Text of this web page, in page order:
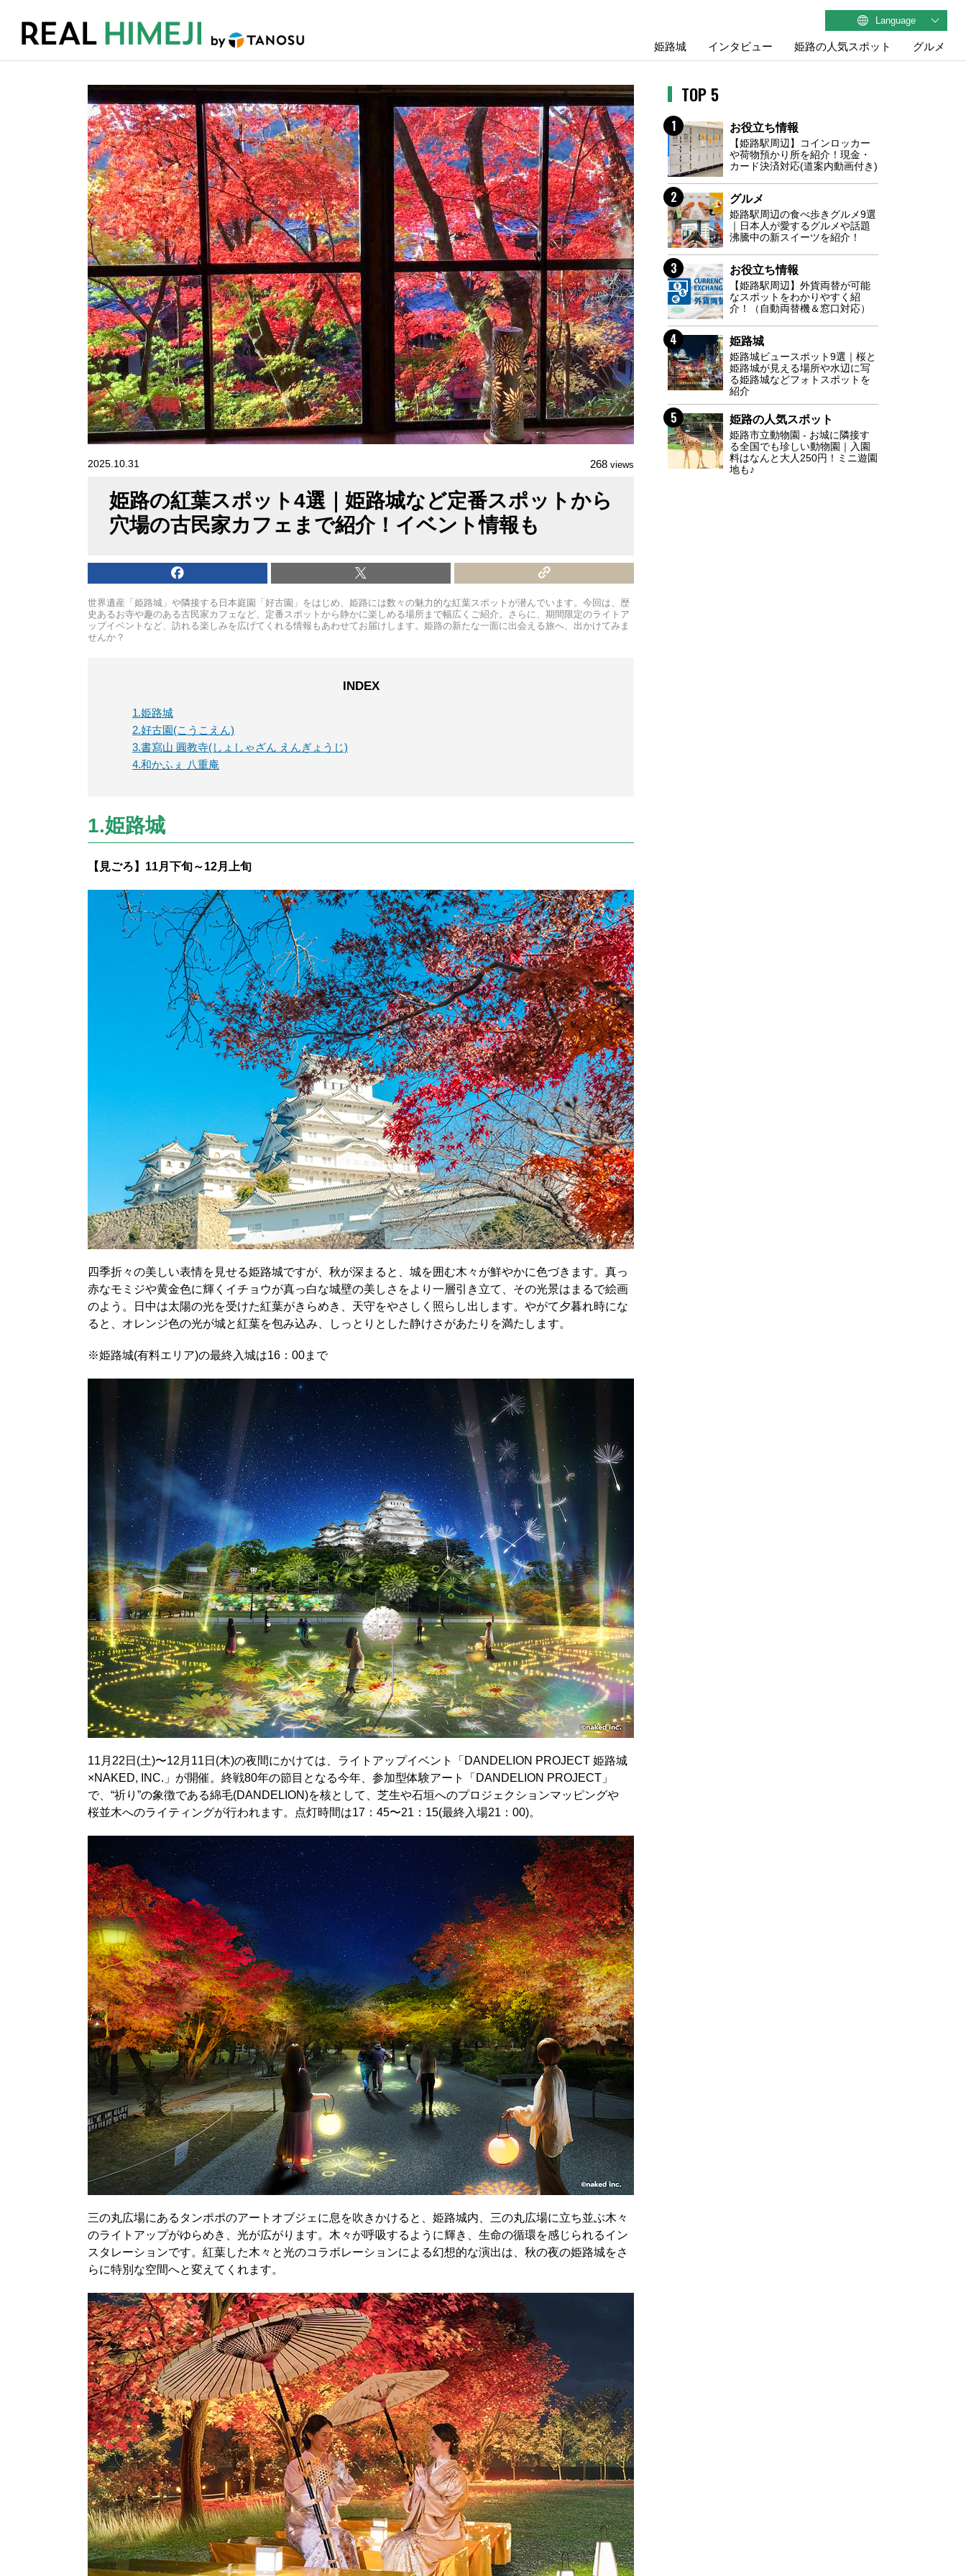
Language
姫路城 インタビュー 姫路の人気スポット グルメ
2025.10.31 268 views
姫路の紅葉スポット4選｜姫路城など定番スポットから
穴場の古民家カフェまで紹介！イベント情報も
世界遺産「姫路城」や隣接する日本庭園「好古園」をはじめ、姫路には数々の魅力的な紅葉スポットが潜んでいます。今回は、歴
史あるお寺や趣のある古民家カフェなど、定番スポットから静かに楽しめる場所まで幅広くご紹介。さらに、期間限定のライトア
ップイベントなど、訪れる楽しみを広げてくれる情報もあわせてお届けします。姫路の新たな一面に出会える旅へ、出かけてみま
せんか？
INDEX
1.姫路城
2.好古園(こうこえん)
3.書寫山 圓教寺(しょしゃざん えんぎょうじ)
4.和かふぇ 八重庵
1.姫路城
【見ごろ】11月下旬～12月上旬
四季折々の美しい表情を見せる姫路城ですが、秋が深まると、城を囲む木々が鮮やかに色づきます。真っ
赤なモミジや黄金色に輝くイチョウが真っ白な城壁の美しさをより一層引き立て、その光景はまるで絵画
のよう。日中は太陽の光を受けた紅葉がきらめき、天守をやさしく照らし出します。やがて夕暮れ時にな
ると、オレンジ色の光が城と紅葉を包み込み、しっとりとした静けさがあたりを満たします。
※姫路城(有料エリア)の最終入城は16：00まで
11月22日(土)〜12月11日(木)の夜間にかけては、ライトアップイベント「DANDELION PROJECT 姫路城
×NAKED, INC.」が開催。終戦80年の節目となる今年、参加型体験アート「DANDELION PROJECT」
で、“祈り”の象徴である綿毛(DANDELION)を核として、芝生や石垣へのプロジェクションマッピングや
桜並木へのライティングが行われます。点灯時間は17：45〜21：15(最終入場21：00)。
三の丸広場にあるタンポポのアートオブジェに息を吹きかけると、姫路城内、三の丸広場に立ち並ぶ木々
のライトアップがゆらめき、光が広がります。木々が呼吸するように輝き、生命の循環を感じられるイン
スタレーションです。紅葉した木々と光のコラボレーションによる幻想的な演出は、秋の夜の姫路城をさ
らに特別な空間へと変えてくれます。
TOP 5
1 お役立ち情報
【姫路駅周辺】コインロッカー
や荷物預かり所を紹介！現金・
カード決済対応(道案内動画付き)
2 グルメ
姫路駅周辺の食べ歩きグルメ9選
｜日本人が愛するグルメや話題
沸騰中の新スイーツを紹介！
3 お役立ち情報
【姫路駅周辺】外貨両替が可能
なスポットをわかりやすく紹
介！（自動両替機＆窓口対応）
4 姫路城
姫路城ビュースポット9選｜桜と
姫路城が見える場所や水辺に写
る姫路城などフォトスポットを
紹介
5 姫路の人気スポット
姫路市立動物園 - お城に隣接す
る全国でも珍しい動物園｜入園
料はなんと大人250円！ミニ遊園
地も♪